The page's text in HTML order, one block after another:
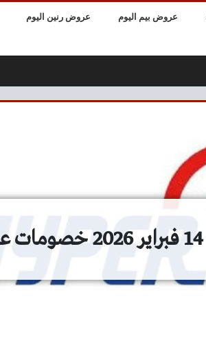
عروض بيم اليوم عروض رنين اليوم